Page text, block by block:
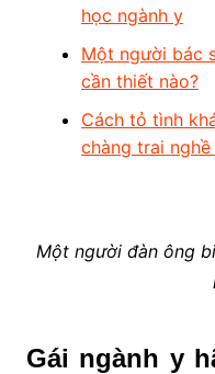
học ngành y
Một người bác
cần thiết nào?
Cách tỏ tình
chàng trai nghề
Một người đàn ông
Gái ngành y